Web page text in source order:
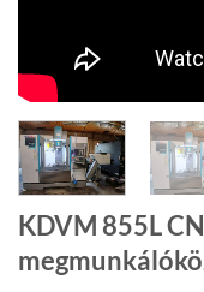
KDVM 855L